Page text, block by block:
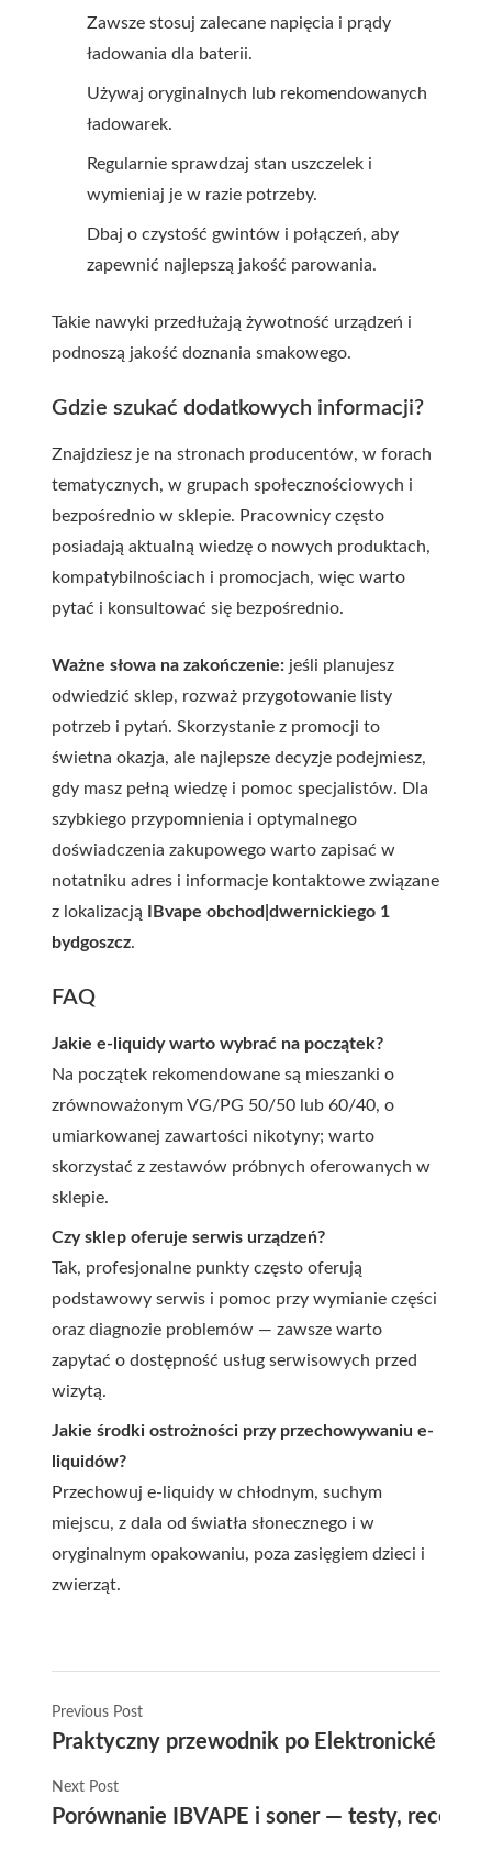
Zawsze stosuj zalecane napięcia i prądy
ładowania dla baterii.
Używaj oryginalnych lub rekomendowanych
ładowarek.
Regularnie sprawdzaj stan uszczelek i
wymieniaj je w razie potrzeby.
Dbaj o czystość gwintów i połączeń, aby
zapewnić najlepszą jakość parowania.
Takie nawyki przedłużają żywotność urządzeń i
podnoszą jakość doznania smakowego.
Gdzie szukać dodatkowych informacji?
Znajdziesz je na stronach producentów, w forach
tematycznych, w grupach społecznościowych i
bezpośrednio w sklepie. Pracownicy często
posiadają aktualną wiedzę o nowych produktach,
kompatybilnościach i promocjach, więc warto
pytać i konsultować się bezpośrednio.
Ważne słowa na zakończenie: jeśli planujesz
odwiedzić sklep, rozważ przygotowanie listy
potrzeb i pytań. Skorzystanie z promocji to
świetna okazja, ale najlepsze decyzje podejmiesz,
gdy masz pełną wiedzę i pomoc specjalistów. Dla
szybkiego przypomnienia i optymalnego
doświadczenia zakupowego warto zapisać w
notatniku adres i informacje kontaktowe związane
z lokalizacją
IBvape obchod|dwernickiego 1
bydgoszcz.
FAQ
Jakie e-liquidy warto wybrać na początek?
Na początek rekomendowane są mieszanki o
zrównoważonym VG/PG 50/50 lub 60/40, o
umiarkowanej zawartości nikotyny; warto
skorzystać z zestawów próbnych oferowanych w
sklepie.
Czy sklep oferuje serwis urządzeń?
Tak, profesjonalne punkty często oferują
podstawowy serwis i pomoc przy wymianie części
oraz diagnozie problemów — zawsze warto
zapytać o dostępność usług serwisowych przed
wizytą.
Jakie środki ostrożności przy przechowywaniu e-
liquidów?
Przechowuj e-liquidy w chłodnym, suchym
miejscu, z dala od światła słonecznego i w
oryginalnym opakowaniu, poza zasięgiem dzieci i
zwierząt.
Previous Post
Praktyczny przewodnik po Elektronické
Next Post
Porównanie IBVAPE i soner — testy,